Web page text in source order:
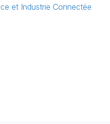
et Industrie Connectée